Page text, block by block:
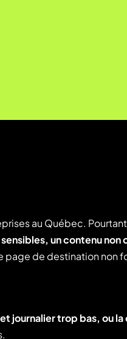
au Québec.
un contenu
page de destination non
journalier trop bas, ou